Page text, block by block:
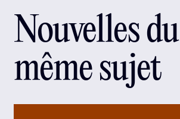
Nouvelles du
même sujet